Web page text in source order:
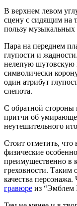
В верхнем левом
сцену с сидящим на
пользу музыкальных
Пара на переднем
глупости и
нелепую шутовскую
символически
один атрибут
слепота.
С обратной стороны
притчи об
неутешительного
Стоит отметить, что
физические
преимущественно в
греховности. Таким
качества
гравюре из “Эмблем